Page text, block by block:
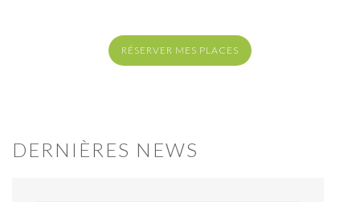
RÉSERVER MES PLACES
DERNIÈRES NEWS